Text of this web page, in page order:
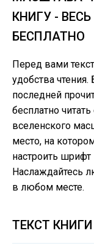
КНИГУ -
БЕСПЛАТНО
Перед вами
удобства чтения.
последней
бесплатно
вселенского
место, на
настроить
Наслаждайтесь
в любом месте.
ТЕКСТ КНИГИ